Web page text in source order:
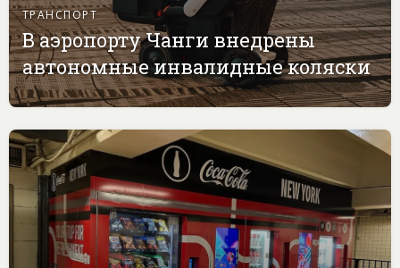
ТРАНСПОРТ
В аэропорту Чанги внедрены
автономные инвалидные коляски